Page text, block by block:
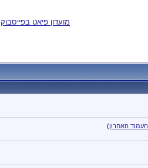
מועדון פיאט בפייסבוק
העמוד האחרון)